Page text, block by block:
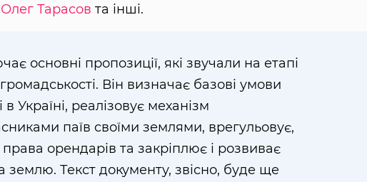
Олег Тарасов та інші.
основні пропозиції, які звучали на етапі
Він визначає базові умови
в Україні, реалізовує механізм
паїв своїми землями, врегульовує,
орендарів та закріплює і розвиває
Текст документу, звісно, буде ще